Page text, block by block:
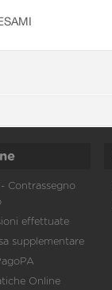
Contrassegno
effettuate
supplementare
Online